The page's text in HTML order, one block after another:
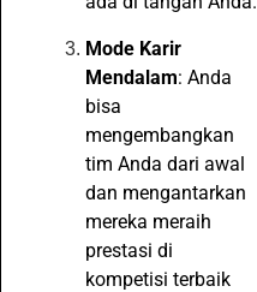
Mode Karir
Mendalam: Anda
bisa
mengembangkan
tim Anda dari awal
dan mengantarkan
mereka meraih
prestasi di
kompetisi terbaik